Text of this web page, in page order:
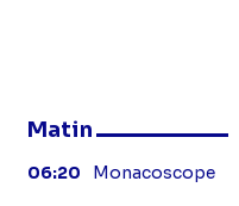
Matin
06:20 Monacoscope